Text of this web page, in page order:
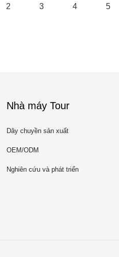
2 3 4 5
Nhà máy Tour
Dây chuyền sản xuất
OEM/ODM
Nghiên cứu và phát triển